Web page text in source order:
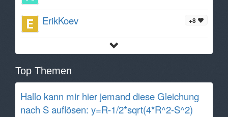
+8
ErikKoev
Top Themen
Hallo kann mir hier jemand diese Gleichung
nach S auflösen: y=R-1/2*sqrt(4*R^2-S^2)